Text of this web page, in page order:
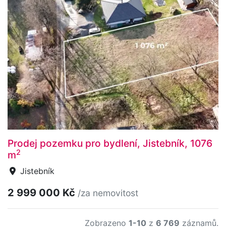
Prodej pozemku pro bydlení, Jistebník, 1076
m2
Jistebník
2 999 000 Kč /za nemovitost
Zobrazeno 1-10 z 6 769 záznamů.